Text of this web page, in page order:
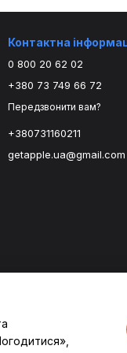
Контактна
0 800 20 62 02
+380 73 749 66 72
Передзвонити вам?
+380731160211
getapple.ua@gmail.com